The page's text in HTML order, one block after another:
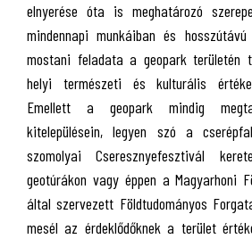
elnyerése óta is meghatározó
mindennapi munkáiban és
mostani feladata a geopark területén
helyi természeti és kulturális
Emellett a geopark mindig
kitelepülésein, legyen szó a
szomolyai Cseresznyefesztivál
geotúrákon vagy éppen a Magyarhoni
által szervezett Földtudományos
mesél az érdeklődőknek a terület